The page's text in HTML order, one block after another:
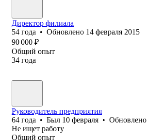
Директор филиала
54 года • Обновлено 14 февраля 2015
90 000 ₽
Общий опыт
34 года
Руководитель предприятия
64 года • Был 10 февраля • Обновлено
Не ищет работу
Общий опыт